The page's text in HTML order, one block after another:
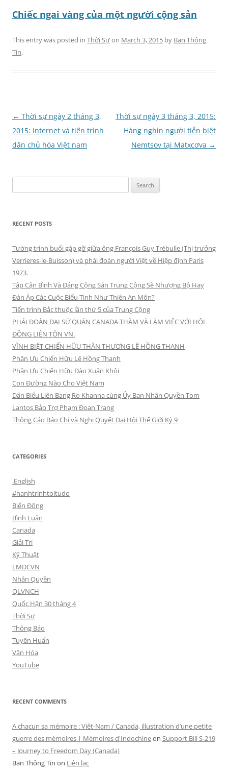
Chiếc ngai vàng của một người cộng sản
This entry was posted in Thời Sựon March 3, 2015 by Ban Thông
Tin.
Post
navigation
← Thời sự ngày 2 tháng 3,
2015: Internet và tiến trình
dân chủ hóa Việt nam
Thời sự ngày 3 tháng 3, 2015:
Hàng nghìn người tiễn biệt
Nemtsov tại Matxcơva →
for:
RECENT POSTS
Tường trình buổi gặp gỡ giữa ông François Guy Trébulle (Thị trưởng
Verrieres-le-Buisson) và phái đoàn người Việt về Hiệp định Paris
1973.
Tập Cận Bình Và Đảng Cộng Sản Trung Cộng Sẽ Nhượng Bộ Hay
Đàn Áp Các Cuộc Biểu Tình Như Thiên An Môn?
Tiến trình Bắc thuộc lần thứ 5 của Trung Cộng
PHÁI ĐOÀN ĐẠI SỨ QUÁN CANADA THĂM VÀ LÀM VIỆC VỚI HỘI
ĐỒNG LIÊN TÔN VN.
VĨNH BIỆT CHIẾN HỮU THÂN THƯƠNG LÊ HỒNG THANH
Phân Ưu Chiến Hữu Lê Hồng Thanh
Phân Ưu Chiến Hữu Đào Xuân Khôi
Con Đường Nào Cho Việt Nam
Dân Biểu Liên Bang Ro Khanna cùng Ủy Ban Nhân Quyền Tom
Lantos Bảo Trợ Phạm Đoan Trang
Thông Cáo Báo Chí và Nghị Quyết Đại Hội Thế Giới Kỳ 9
CATEGORIES
.English
#hanhtrinhtoitudo
Biển Đông
Bình Luận
Canada
Giải Trí
Kỹ Thuật
LMDCVN
Nhân Quyền
QLVNCH
Quốc Hận 30 tháng 4
Thời Sự
Thông Báo
Tuyên Huấn
Văn Hóa
YouTube
RECENT COMMENTS
A chacun sa mémoire : Viêt-Nam / Canada, illustration d’une petite
guerre des mémoires | Mémoires d'Indochineon Support Bill S-219
– Journey to Freedom Day (Canada)
Ban Thông Tin on Liên lạc